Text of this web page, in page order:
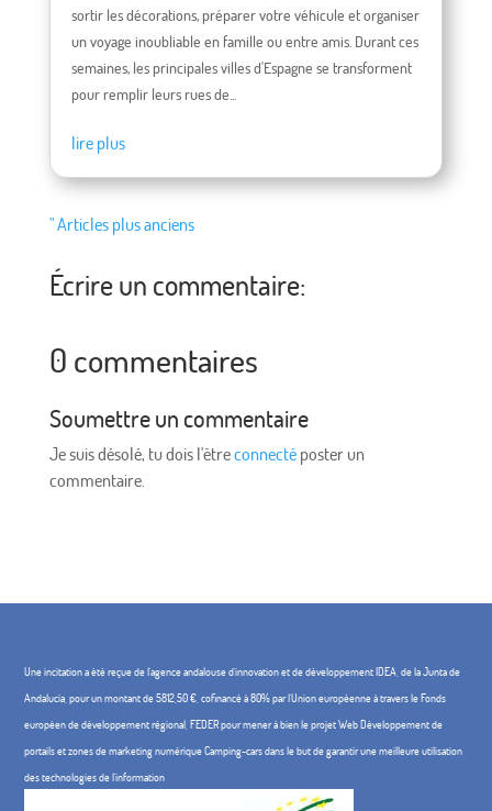
sortir les décorations, préparer votre véhicule et organiser
un voyage inoubliable en famille ou entre amis. Durant ces
semaines, les principales villes d'Espagne se transforment
pour remplir leurs rues de...
lire plus
" Articles plus anciens
Écrire un commentaire:
0 commentaires
Soumettre un commentaire
Je suis désolé, tu dois l'êtreconnectéposter un
commentaire.
Une incitation a été reçue de l'agence andalouse d'innovation et de développement IDEA, de la Junta de
Andalucía, pour un montant de 5812,50 €, cofinancé à 80% par l'Union européenne à travers le Fonds
européen de développement régional, FEDER pour mener à bien le projet Web Développement de
portails et zones de marketing numérique Camping-cars dans le but de garantir une meilleure utilisation
des technologies de l'information